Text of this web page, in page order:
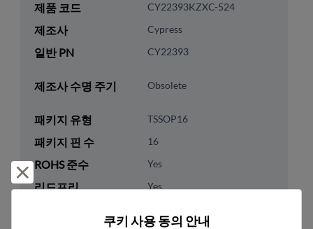
제품 코드 CY22393KZXC-524
제조사 Cypress
일반 PN CY22393
제조사 수명 주기 Obsolete
패키지 유형 TSSOP16
패키지 핀 수 16
ROHS 준수 Yes
리드프리 Yes
거부 및 닫기
쿠키 사용 동의 안내